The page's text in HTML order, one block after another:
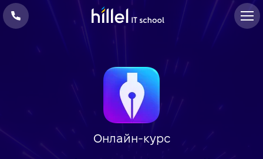
Онлайн-курс